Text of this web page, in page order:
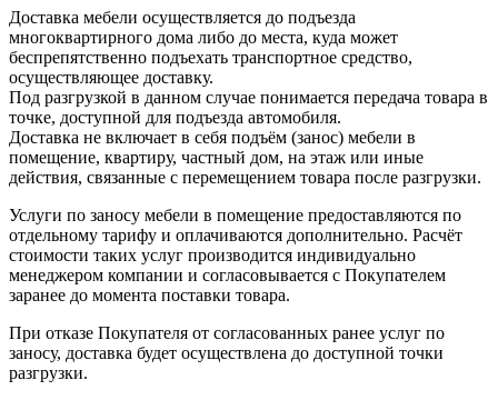
Доставка мебели осуществляется до подъезда
многоквартирного дома либо до места, куда может
беспрепятственно подъехать транспортное средство,
осуществляющее доставку.
Под разгрузкой в данном случае понимается передача товара в
точке, доступной для подъезда автомобиля.
Доставка не включает в себя подъём (занос) мебели в
помещение, квартиру, частный дом, на этаж или иные
действия, связанные с перемещением товара после разгрузки.
Услуги по заносу мебели в помещение предоставляются по
отдельному тарифу и оплачиваются дополнительно. Расчёт
стоимости таких услуг производится индивидуально
менеджером компании и согласовывается с Покупателем
заранее до момента поставки товара.
При отказе Покупателя от согласованных ранее услуг по
заносу, доставка будет осуществлена до доступной точки
разгрузки.